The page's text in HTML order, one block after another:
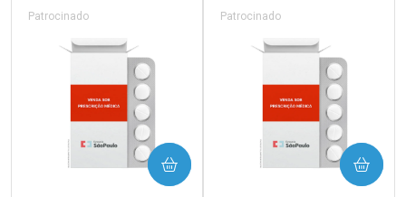
Laboratório
Por Menos Laboratório
Por Menos
Patrocinado
COMPRAR
Patrocinado
COMPRAR